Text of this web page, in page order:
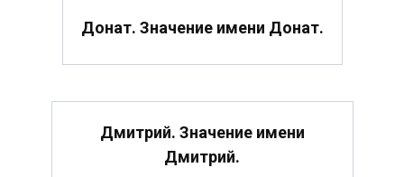
Донат. Значение имени Донат.
Дмитрий. Значение имени
Дмитрий.